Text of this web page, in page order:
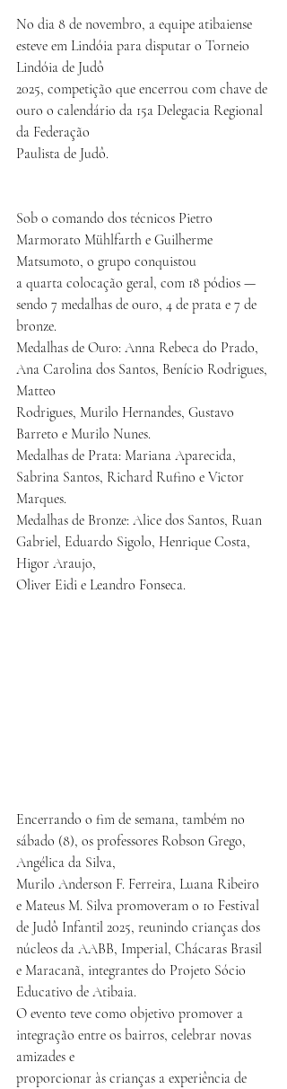
No dia 8 de novembro, a equipe atibaiense
esteve em Lindóia para disputar o Torneio
Lindóia de Judô
2025, competição que encerrou com chave de
ouro o calendário da 15a Delegacia Regional
da Federação
Paulista de Judô.
Sob o comando dos técnicos Pietro
Marmorato Mühlfarth e Guilherme
Matsumoto, o grupo conquistou
a quarta colocação geral, com 18 pódios —
sendo 7 medalhas de ouro, 4 de prata e 7 de
bronze.
Medalhas de Ouro: Anna Rebeca do Prado,
Ana Carolina dos Santos, Benício Rodrigues,
Matteo
Rodrigues, Murilo Hernandes, Gustavo
Barreto e Murilo Nunes.
Medalhas de Prata: Mariana Aparecida,
Sabrina Santos, Richard Rufino e Victor
Marques.
Medalhas de Bronze: Alice dos Santos, Ruan
Gabriel, Eduardo Sigolo, Henrique Costa,
Higor Araujo,
Oliver Eidi e Leandro Fonseca.
Encerrando o fim de semana, também no
sábado (8), os professores Robson Grego,
Angélica da Silva,
Murilo Anderson F. Ferreira, Luana Ribeiro
e Mateus M. Silva promoveram o 1o Festival
de Judô Infantil 2025, reunindo crianças dos
núcleos da AABB, Imperial, Chácaras Brasil
e Maracanã, integrantes do Projeto Sócio
Educativo de Atibaia.
O evento teve como objetivo promover a
integração entre os bairros, celebrar novas
amizades e
proporcionar às crianças a experiência de